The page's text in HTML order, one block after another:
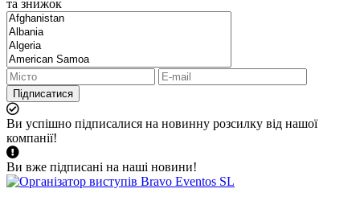
та знижок
Підписатися
Ви успішно підписалися на новинну розсилку від нашої
компанії!
Ви вже підписані на наші новини!